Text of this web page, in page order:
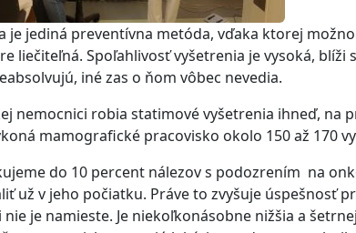
je jediná preventívna metóda, vďaka ktorej
liečiteľná. Spoľahlivosť vyšetrenia je vysoká,
iné zas o ňom vôbec nevedia.
nemocnici robia statimové vyšetrenia ihneď, na
mamografické pracovisko okolo 150 až 170
do 10 percent nálezov s podozrením na
už v jeho počiatku. Práve to zvyšuje úspešnosť
je namieste. Je niekoľkonásobne nižšia a